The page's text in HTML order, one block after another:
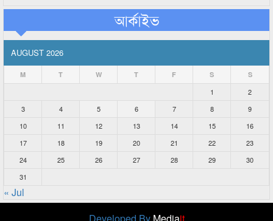
আর্কাইভ
AUGUST 2026
M T W T F S S
1
2
3
4 5 6 7 8
9
10
11 12 13 14 15
16
17
18 19 20 21 22
23
24
25 26 27 28 29
30
31
« Jul